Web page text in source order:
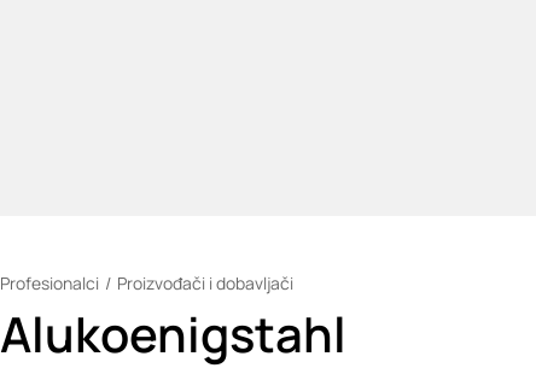
Profesionalci Proizvođači i dobavljači
Alukoenigstahl